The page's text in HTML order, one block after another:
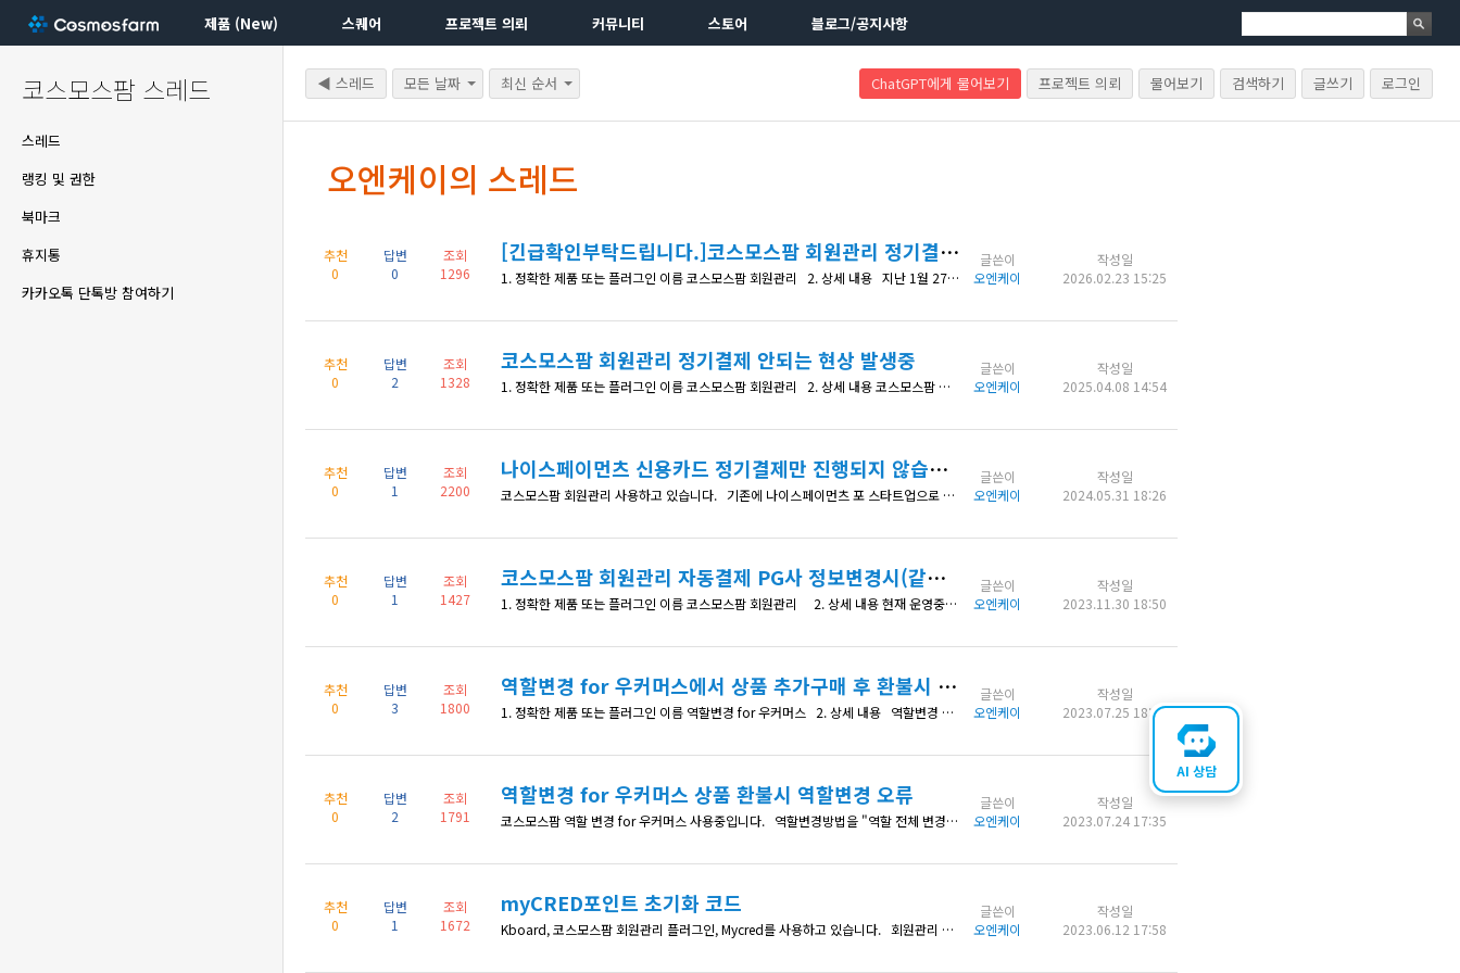
제품 (New) 스퀘어 프로젝트 의뢰 커뮤니티 스토어 블로그/공지사항
코스모스팜 스레드
스레드
랭킹 및 권한
북마크
휴지통
카카오톡 단톡방 참여하기
◀ 스레드 모든 날짜 최신 순서 ChatGPT에게 물어보기 프로젝트 의뢰 물어보기 검색하기 글쓰기 로그인
오엔케이의 스레드
추천
0
답변
0
조회
1296
[긴급확인부탁드립니다.]코스모스팜 회원관리 정기결제가 만료가 안되어 재결제 안되는 현상 발생중
1. 정확한 제품 또는 플러그인 이름 코스모스팜 회원관리 2. 상세 내용 지난 1월 27일 재결제가 되어야 하는 정기결제건부터 만료일자가 되었는데도 경기결제가 만료되지 않고, 재결제 요청도 PG사로 넘어가지 않고 있습니다. 회원들은 만료가 안되어 계속 사용중이고 저희는 재결제가 되지 않아 계속 금액적 피해가 발생하고 있습니다. 빠른 확인 간곡히 부탁드립니다. https://imgur.
글쓴이
오엔케이
작성일
2026.02.23 15:25
추천
0
답변
2
조회
1328
코스모스팜 회원관리 정기결제 안되는 현상 발생중
1. 정확한 제품 또는 플러그인 이름 코스모스팜 회원관리 2. 상세 내용 코스모스팜 회원관리 플러그인으로 지난 2년 넘게 잘 사용해 왔습니다 정기결제, 단건결제, 우커머스 플러그인 설치통한 단건결제 3가지 방식을 사용하고 있는데요 갑자기 오늘 25년 4월 8일부터 정기결제만 진행이 되지 않습니다. 주문페이지에서 신용카드 정보를 입력하고 구매진행 동의 후 결제버튼을 누르면 "기다려주세요."만 출력되고
글쓴이
오엔케이
작성일
2025.04.08 14:54
추천
0
답변
1
조회
2200
나이스페이먼츠 신용카드 정기결제만 진행되지 않습니다.
코스모스팜 회원관리 사용하고 있습니다. 기존에 나이스페이먼츠 포 스타트업으로 코스모스팜 통해 가입하여 빌링결제와 단건결제 사용중이었습니다. PG사와 저희 내부 이슈로 나이스페이먼츠 신용카드로 변경을 진행중입니다. 정기과금, 단건결제,포인트 충전 결제방식 모두 심사 마쳤고 MID와 Key까지 모두 받았습니다. 회원가입관리 -> 정기결제 설정에서 "[기본]나이스페이먼츠 신용카드"로 변경 후 빌링결제 M
글쓴이
오엔케이
작성일
2024.05.31 18:26
추천
0
답변
1
조회
1427
코스모스팜 회원관리 자동결제 PG사 정보변경시(같은PG사 기준) 기존 자동결제 가능여부
1. 정확한 제품 또는 플러그인 이름 코스모스팜 회원관리 2. 상세 내용 현재 운영중인 사이트에 코스모스팜 회원관리로 서비스 제공중이며 대부분 회원이 자동결제중입니다. 이번에 사업자 변경이 예정되어있어서 PG사 정보가 변경될 예정입니다. [나이스페이먼츠 바로 오픈 신용카드] 사용중이며, 나이스페이먼츠 측으로부터는 사업자 변경시 KEY값은 이관 불가능으로 답변받았습니다. 만약 변경된 클라이언트 키
글쓴이
오엔케이
작성일
2023.11.30 18:50
추천
0
답변
3
조회
1800
역할변경 for 우커머스에서 상품 추가구매 후 환불시 역할기간이 아예 사라집니다.
1. 정확한 제품 또는 플러그인 이름 역할변경 for 우커머스 2. 상세 내용 역할변경 상품 "A"를 구매한 후 역할기간이 남아있는 상태에서 고객이 동일 상품을 재구매 합니다. 이때 역할기간은 합산되어 늘어나 있는 상황에서 만약 두번째 구매를 환불처리 한다면 역할 종료기간이 아예 사라지는 상황입니다. 코드를 확인했을때 이 상황의 발생이유는 다음과 같이 추정됩니다. function
글쓴이
오엔케이
작성일
2023.07.25 18:39
추천
0
답변
2
조회
1791
역할변경 for 우커머스 상품 환불시 역할변경 오류
코스모스팜 역할 변경 for 우커머스 사용중입니다. 역할변경방법을 "역할 전체 변경"으로 설정하여 역할이 2개이상 중복되지 않는것을 의도하고 있습니다. 상품 구매 - 사용중 - 기간 종료시 역할변경은 정확하게 이루어지고 있습니다만 상품구매 후 사용중 또는 기간 종료 후 "환불"을 했을 경우에 바로 직전의 역할이 "추가"되는 현상이 발생하고 있습니다. https://imgur.com/a/t024b1O
글쓴이
오엔케이
작성일
2023.07.24 17:35
추천
0
답변
1
조회
1672
myCRED포인트 초기화 코드
Kboard, 코스모스팜 회원관리 플러그인, Mycred를 사용하고 있습니다. 회원관리 펄러그인으로 정기결제를 하면 정기결제마다 포인트를 부여하는데요 정기결제가 만료었을때 Mycred 포인트를 0으로 초기화 하는 방법이 있을까요?
글쓴이
오엔케이
작성일
2023.06.12 17:58
AI 상담